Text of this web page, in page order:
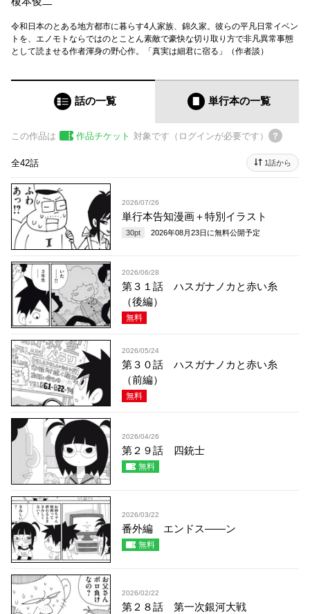
令和日本のとある地方都市に暮らす4人家族、錦久家。彼らの平凡日常イベン
トを、エノモトならではのとことん素敵で豪快な切り取り方で非凡異常事態
として読ませる作者渾身の野心作。「真実は細君に宿る」（作者談）
話の一覧 単行本の一覧
この作品は 作品チケット 対象です（ログインが必要です）
全42話 1話から
2026/07/26
単行本告知漫画＋特別イラスト
30pt 2026年08月23日 に無料公開予定
2026/06/28
第３１話 ハスガナノカと赤い糸
（後編）
無料
2026/05/24
第３０話 ハスガナノカと赤い糸
（前編）
無料
2026/04/26
第２９話 四銃士
無料
2026/03/22
番外編 エンドス――ン
無料
2026/02/22
第２８話 第一次銀河大戦